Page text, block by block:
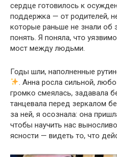
сердце готовилось к
поддержка — от родителей,
которые раньше не знали об
понять. Я поняла, что
мост между людьми.
Годы шли, наполненные
. Анна росла сильной,
громко смеялась, задавала
танцевала перед зеркалом
за ней, я осознала: она
чтобы научить нас
ясности — видеть то, что